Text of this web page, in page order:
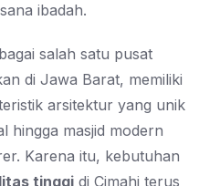
ibadah.
salah satu pusat
di Jawa Barat, memiliki
arsitektur yang unik
hingga masjid modern
Karena itu, kebutuhan
tinggi di Cimahi terus